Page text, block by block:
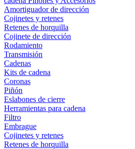
Amortiguador de dirección
Cojinetes y retenes
Retenes de horquilla
Cojinete de dirección
Rodamiento
Transmisión
Cadenas
Kits de cadena
Coronas
Piñón
Eslabones de cierre
Herramientas para cadena
Filtro
Embrague
Cojinetes y retenes
Retenes de horquilla